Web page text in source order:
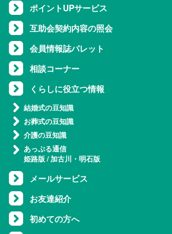
ポイントUPサービス
互助会契約内容の照会
会員情報誌パレット
相談コーナー
くらしに役立つ情報
結婚式の豆知識
お葬式の豆知識
介護の豆知識
あっぷる通信
姫路版/加古川・明石版
メールサービス
お友達紹介
初めての方へ